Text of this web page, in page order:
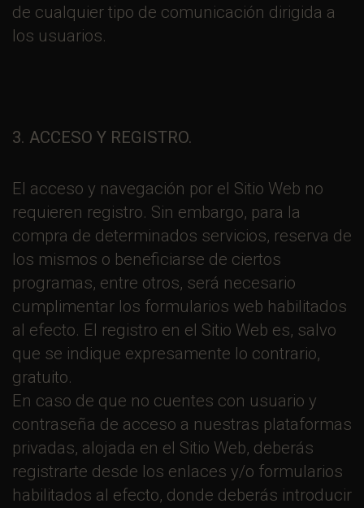
de cualquier tipo de comunicación dirigida a
los usuarios.
3. ACCESO Y REGISTRO.
El acceso y navegación por el Sitio Web no
requieren registro. Sin embargo, para la
compra de determinados servicios, reserva de
los mismos o beneficiarse de ciertos
programas, entre otros, será necesario
cumplimentar los formularios web habilitados
al efecto. El registro en el Sitio Web es, salvo
que se indique expresamente lo contrario,
gratuito.
En caso de que no cuentes con usuario y
contraseña de acceso a nuestras plataformas
privadas, alojada en el Sitio Web, deberás
registrarte desde los enlaces y/o formularios
habilitados al efecto, donde deberás introducir